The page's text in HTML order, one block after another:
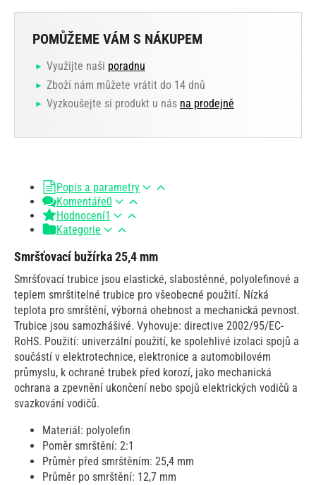
POMŮŽEME VÁM S NÁKUPEM
Využijte naši poradnu
Zboží nám můžete vrátit do 14 dnů
Vyzkoušejte si produkt u nás na prodejně
Popis a parametry
Komentáře0
Hodnocení1
Kategorie
Smršťovací bužírka 25,4 mm
Smršťovací trubice jsou elastické, slabostěnné, polyolefinové a
teplem smrštitelné trubice pro všeobecné použití. Nízká
teplota pro smrštění, výborná ohebnost a mechanická pevnost.
Trubice jsou samozhášivé. Vyhovuje: directive 2002/95/EC-
RoHS. Použití: univerzální použití, ke spolehlivé izolaci spojů a
součástí v elektrotechnice, elektronice a automobilovém
průmyslu, k ochraně trubek před korozí, jako mechanická
ochrana a zpevnění ukončení nebo spojů elektrických vodičů a
svazkování vodičů.
Materiál: polyolefin
Poměr smrštění: 2:1
Průměr před smrštěním: 25,4 mm
Průměr po smrštění: 12,7 mm